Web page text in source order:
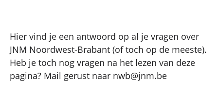
Hier vind je een antwoord op al je vragen over
JNM Noordwest-Brabant (of toch op de meeste).
Heb je toch nog vragen na het lezen van deze
pagina? Mail gerust naar nwb@jnm.be